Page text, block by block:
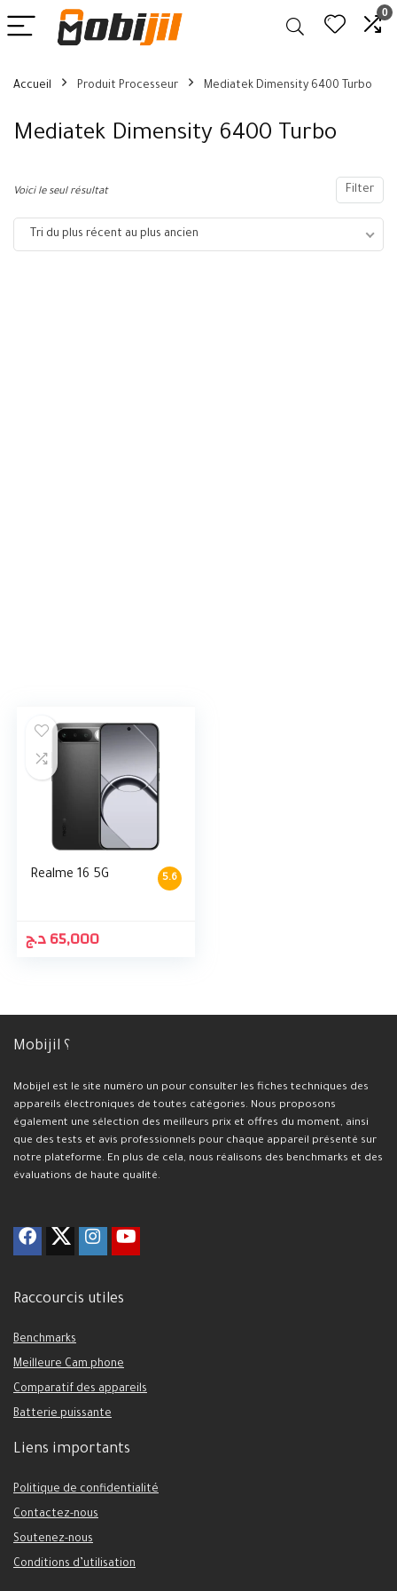
0
Accueil Produit Processeur Mediatek Dimensity 6400 Turbo
Mediatek Dimensity 6400 Turbo
Filter
Voici le seul résultat
Tri du plus récent au plus ancien
5.6
Realme 16 5G
65,000د.ج
Mobijil ؟
Mobijel est le site numéro un pour consulter les fiches techniques des
appareils électroniques de toutes catégories. Nous proposons
également une sélection des meilleurs prix et offres du moment, ainsi
que des tests et avis professionnels pour chaque appareil présenté sur
notre plateforme. En plus de cela, nous réalisons des benchmarks et des
évaluations de haute qualité.
Raccourcis utiles
Benchmarks
Meilleure Cam phone
Comparatif des appareils
Batterie puissante
Liens importants
Politique de confidentialité
Contactez-nous
Soutenez-nous
Conditions d’utilisation